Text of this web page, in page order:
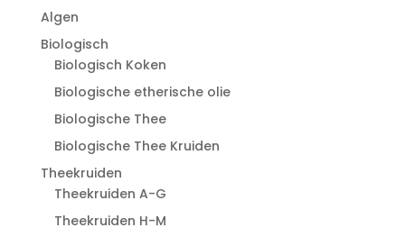
Algen
Biologisch
Biologisch Koken
Biologische etherische olie
Biologische Thee
Biologische Thee Kruiden
Theekruiden
Theekruiden A-G
Theekruiden H-M